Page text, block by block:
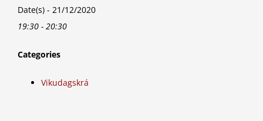
Date(s) - 21/12/2020
19:30 - 20:30
Categories
Vikudagskrá